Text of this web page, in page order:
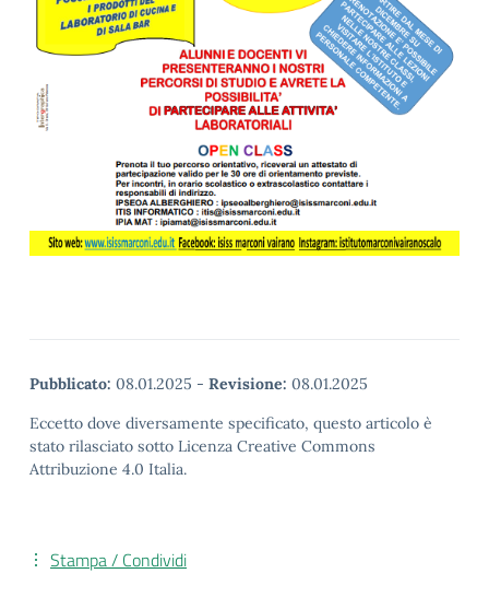
Pubblicato: 08.01.2025 - Revisione: 08.01.2025
Eccetto dove diversamente specificato, questo articolo è
stato rilasciato sotto Licenza Creative Commons
Attribuzione 4.0 Italia.
Stampa / Condividi